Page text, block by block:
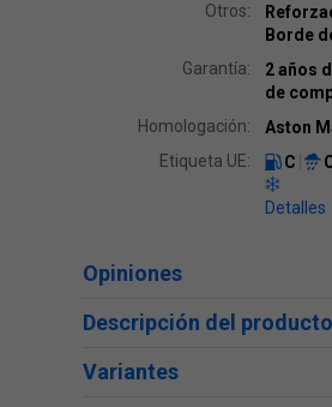
Otros:
Borde
Garantía:
2 años
de
Homologación:
Aston
Etiqueta UE:
C
Detalles
Opiniones
Descripción del producto
Variantes